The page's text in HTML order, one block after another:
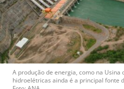
A produção de energia, como na Usina
hidroelétricas ainda é a principal fonte